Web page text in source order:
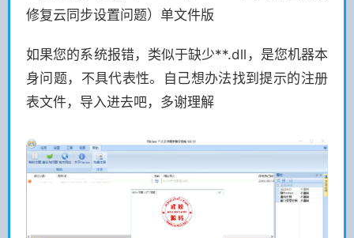
修复云同步设置问题）单文件版
如果您的系统报错，类似于缺少**.dll，是您机器本
身问题，不具代表性。自己想办法找到提示的注册
表文件，导入进去吧，多谢理解